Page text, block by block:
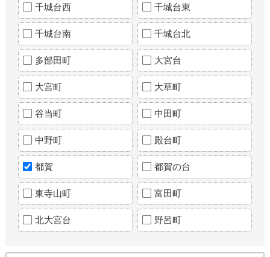
千城台西 千城台東
千城台南 千城台北
多部田町 大宮台
大宮町 大草町
谷当町 中田町
中野町 殿台町
都賀 都賀の台
東寺山町 富田町
北大宮台 野呂町